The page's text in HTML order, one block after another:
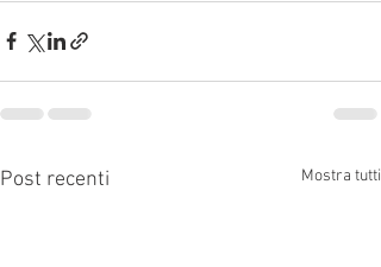
Post recenti Mostra tutti